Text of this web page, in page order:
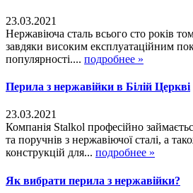
23.03.2021
Нержавіюча сталь всього сто років
завдяки високим експлуатаційним
популярності.... подробнее »
Перила з нержавійки в Білій Церкві
23.03.2021
Компанія Stalkol професійно
та поручнів з нержавіючої сталі, а
конструкцій для... подробнее »
Як вибрати перила з нержавійки?